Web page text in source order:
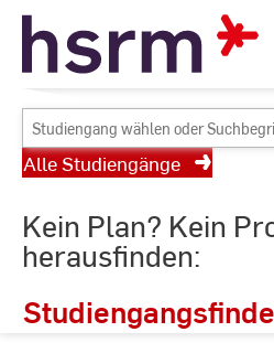
Skip
Content
Dein Studienort für
Angewandte
Studiengang
wählen
oder
eingeben
Alle Studiengänge
Kein Plan? Kein
herausfinden: